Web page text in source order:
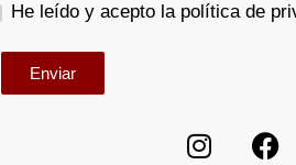
He leído y acepto la política de
Enviar